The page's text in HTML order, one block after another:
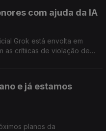
com ajuda da IA
Grok está envolta em
as crítiicas de violação de
e já estamos
planos da